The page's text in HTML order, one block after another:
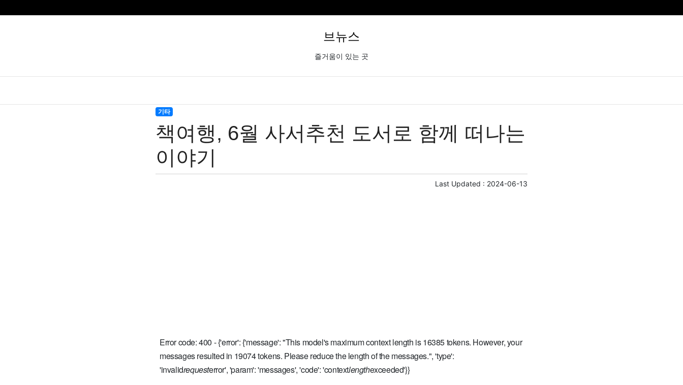
브뉴스
즐거움이 있는 곳
기타
책여행, 6월 사서추천 도서로 함께 떠나는
이야기
Last Updated : 2024-06-13
Error code: 400 - {'error': {'message': "This model's maximum context length is 16385 tokens. However, your
messages resulted in 19074 tokens. Please reduce the length of the messages.", 'type':
'invalidrequesterror', 'param': 'messages', 'code': 'contextlengthexceeded'}}